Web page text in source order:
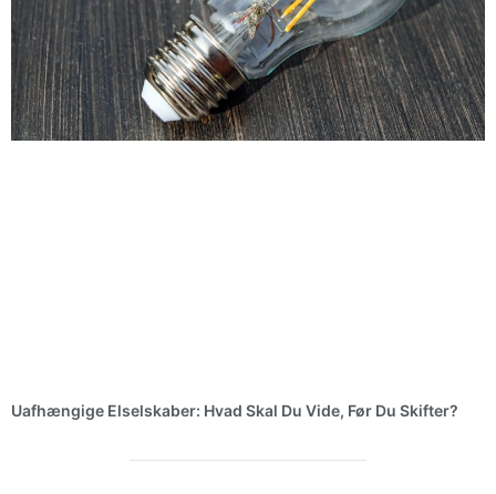
Uafhængige Elselskaber: Hvad Skal Du Vide, Før Du Skifter?